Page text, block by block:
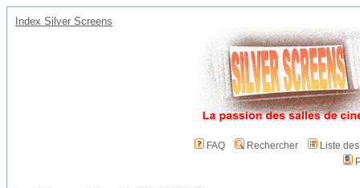
Index Silver Screens
FAQ Rechercher
Liste